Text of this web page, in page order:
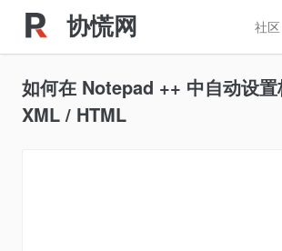
协慌网 社区
如何在 Notepad ++ 中自动设
XML / HTML